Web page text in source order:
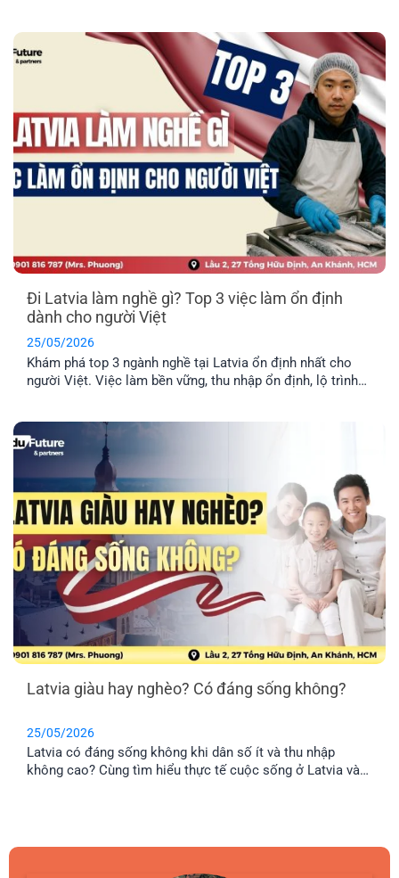
địa phương? EFP sẽ giải đáp [...]
Đi Latvia làm nghề gì? Top 3 việc làm ổn định
dành cho người Việt
25/05/2026
Khám phá top 3 ngành nghề tại Latvia ổn định nhất cho
người Việt. Việc làm bền vững, thu nhập ổn định, lộ trình
Latvia giàu hay nghèo? Có đáng sống không?
25/05/2026
Latvia có đáng sống không khi dân số ít và thu nhập
không cao? Cùng tìm hiểu thực tế cuộc sống ở Latvia và